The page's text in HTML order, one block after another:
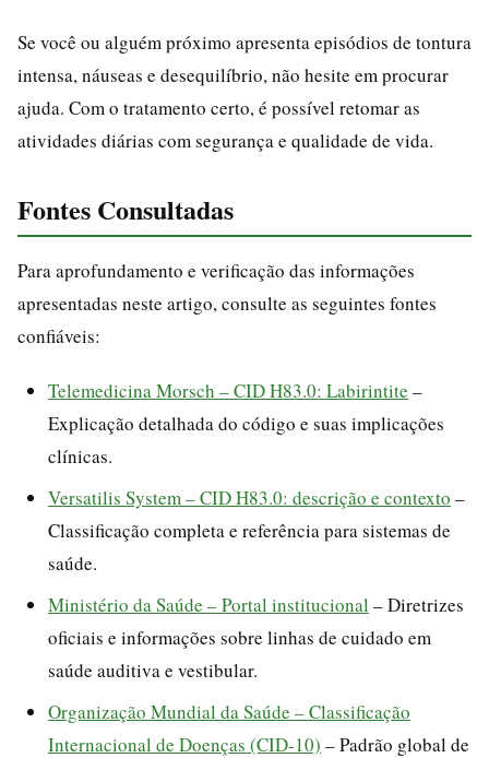
Se você ou alguém próximo apresenta episódios de tontura
intensa, náuseas e desequilíbrio, não hesite em procurar
ajuda. Com o tratamento certo, é possível retomar as
atividades diárias com segurança e qualidade de vida.
Fontes Consultadas
Para aprofundamento e verificação das informações
apresentadas neste artigo, consulte as seguintes fontes
confiáveis:
Telemedicina Morsch – CID H83.0: Labirintite –
Explicação detalhada do código e suas implicações
clínicas.
Versatilis System – CID H83.0: descrição e contexto –
Classificação completa e referência para sistemas de
saúde.
Ministério da Saúde – Portal institucional – Diretrizes
oficiais e informações sobre linhas de cuidado em
saúde auditiva e vestibular.
Organização Mundial da Saúde – Classificação
Internacional de Doenças (CID-10) – Padrão global de